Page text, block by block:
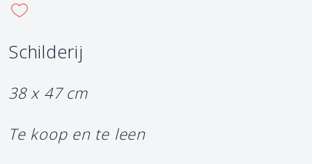
Schilderij
38 x 47 cm
Te koop en te leen